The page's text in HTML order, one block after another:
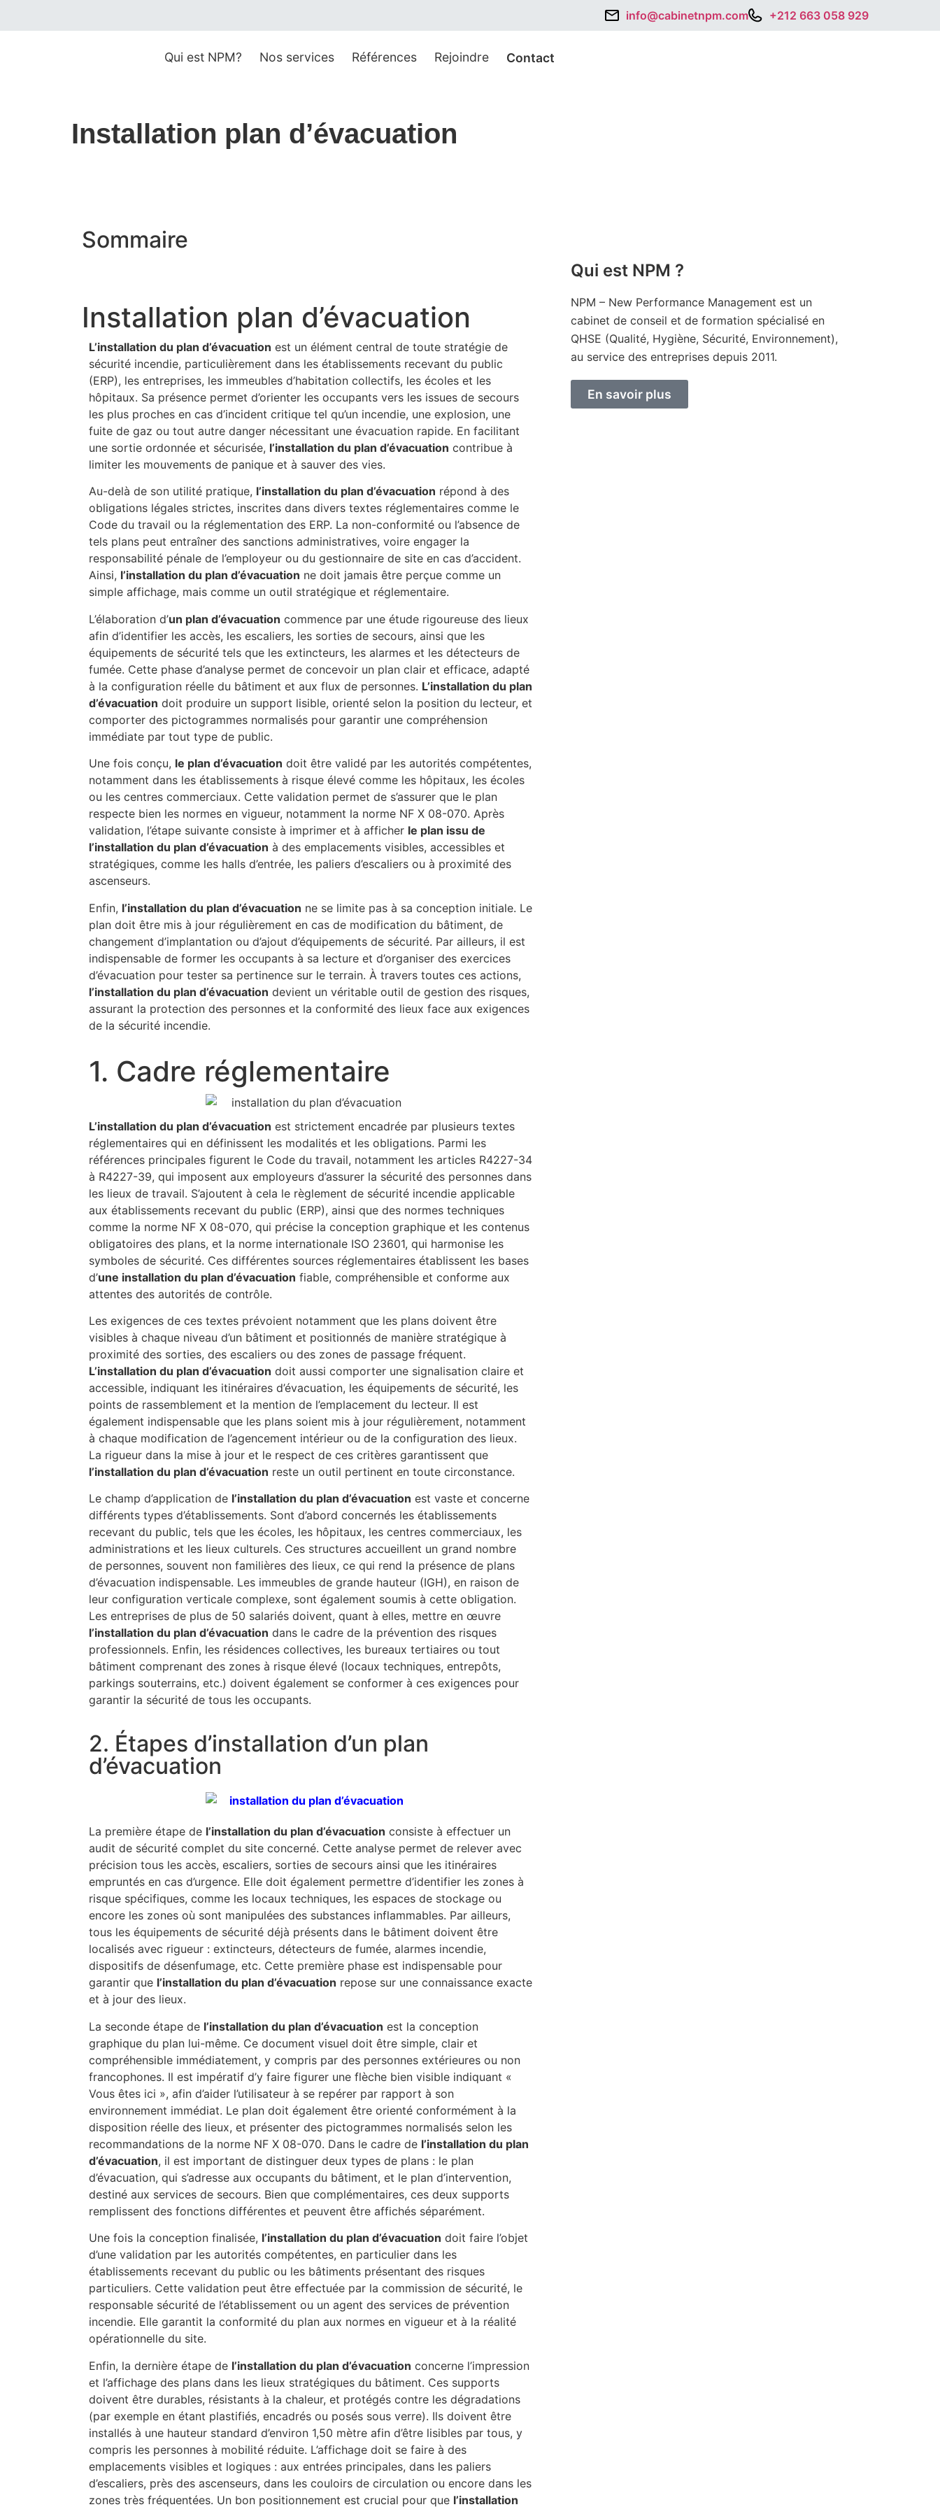
info@cabinetnpm.com +212 663 058 929
Qui est NPM? Nos services Références Rejoindre Contact
Installation plan d’évacuation
Sommaire
Installation plan d’évacuation
L’installation du plan d’évacuation est un élément central de toute stratégie de
sécurité incendie, particulièrement dans les établissements recevant du public
(ERP), les entreprises, les immeubles d’habitation collectifs, les écoles et les
hôpitaux. Sa présence permet d’orienter les occupants vers les issues de secours
les plus proches en cas d’incident critique tel qu’un incendie, une explosion, une
fuite de gaz ou tout autre danger nécessitant une évacuation rapide. En facilitant
une sortie ordonnée et sécurisée, l’installation du plan d’évacuation contribue à
limiter les mouvements de panique et à sauver des vies.
Au-delà de son utilité pratique, l’installation du plan d’évacuation répond à des
obligations légales strictes, inscrites dans divers textes réglementaires comme le
Code du travail ou la réglementation des ERP. La non-conformité ou l’absence de
tels plans peut entraîner des sanctions administratives, voire engager la
responsabilité pénale de l’employeur ou du gestionnaire de site en cas d’accident.
Ainsi, l’installation du plan d’évacuation ne doit jamais être perçue comme un
simple affichage, mais comme un outil stratégique et réglementaire.
L’élaboration d’un plan d’évacuation commence par une étude rigoureuse des lieux
afin d’identifier les accès, les escaliers, les sorties de secours, ainsi que les
équipements de sécurité tels que les extincteurs, les alarmes et les détecteurs de
fumée. Cette phase d’analyse permet de concevoir un plan clair et efficace, adapté
à la configuration réelle du bâtiment et aux flux de personnes. L’installation du plan
d’évacuation doit produire un support lisible, orienté selon la position du lecteur, et
comporter des pictogrammes normalisés pour garantir une compréhension
immédiate par tout type de public.
Une fois conçu, le plan d’évacuation doit être validé par les autorités compétentes,
notamment dans les établissements à risque élevé comme les hôpitaux, les écoles
ou les centres commerciaux. Cette validation permet de s’assurer que le plan
respecte bien les normes en vigueur, notamment la norme NF X 08-070. Après
validation, l’étape suivante consiste à imprimer et à afficher le plan issu de
l’installation du plan d’évacuation à des emplacements visibles, accessibles et
stratégiques, comme les halls d’entrée, les paliers d’escaliers ou à proximité des
ascenseurs.
Enfin, l’installation du plan d’évacuation ne se limite pas à sa conception initiale. Le
plan doit être mis à jour régulièrement en cas de modification du bâtiment, de
changement d’implantation ou d’ajout d’équipements de sécurité. Par ailleurs, il est
indispensable de former les occupants à sa lecture et d’organiser des exercices
d’évacuation pour tester sa pertinence sur le terrain. À travers toutes ces actions,
l’installation du plan d’évacuation devient un véritable outil de gestion des risques,
assurant la protection des personnes et la conformité des lieux face aux exigences
de la sécurité incendie.
1. Cadre réglementaire
L’installation du plan d’évacuation est strictement encadrée par plusieurs textes
réglementaires qui en définissent les modalités et les obligations. Parmi les
références principales figurent le Code du travail, notamment les articles R4227-34
à R4227-39, qui imposent aux employeurs d’assurer la sécurité des personnes dans
les lieux de travail. S’ajoutent à cela le règlement de sécurité incendie applicable
aux établissements recevant du public (ERP), ainsi que des normes techniques
comme la norme NF X 08-070, qui précise la conception graphique et les contenus
obligatoires des plans, et la norme internationale ISO 23601, qui harmonise les
symboles de sécurité. Ces différentes sources réglementaires établissent les bases
d’une installation du plan d’évacuation fiable, compréhensible et conforme aux
attentes des autorités de contrôle.
Les exigences de ces textes prévoient notamment que les plans doivent être
visibles à chaque niveau d’un bâtiment et positionnés de manière stratégique à
proximité des sorties, des escaliers ou des zones de passage fréquent.
L’installation du plan d’évacuation doit aussi comporter une signalisation claire et
accessible, indiquant les itinéraires d’évacuation, les équipements de sécurité, les
points de rassemblement et la mention de l’emplacement du lecteur. Il est
également indispensable que les plans soient mis à jour régulièrement, notamment
à chaque modification de l’agencement intérieur ou de la configuration des lieux.
La rigueur dans la mise à jour et le respect de ces critères garantissent que
l’installation du plan d’évacuation reste un outil pertinent en toute circonstance.
Le champ d’application de l’installation du plan d’évacuation est vaste et concerne
différents types d’établissements. Sont d’abord concernés les établissements
recevant du public, tels que les écoles, les hôpitaux, les centres commerciaux, les
administrations et les lieux culturels. Ces structures accueillent un grand nombre
de personnes, souvent non familières des lieux, ce qui rend la présence de plans
d’évacuation indispensable. Les immeubles de grande hauteur (IGH), en raison de
leur configuration verticale complexe, sont également soumis à cette obligation.
Les entreprises de plus de 50 salariés doivent, quant à elles, mettre en œuvre
l’installation du plan d’évacuation dans le cadre de la prévention des risques
professionnels. Enfin, les résidences collectives, les bureaux tertiaires ou tout
bâtiment comprenant des zones à risque élevé (locaux techniques, entrepôts,
parkings souterrains, etc.) doivent également se conformer à ces exigences pour
garantir la sécurité de tous les occupants.
2. Étapes d’installation d’un plan
d’évacuation
La première étape de l’installation du plan d’évacuation consiste à effectuer un
audit de sécurité complet du site concerné. Cette analyse permet de relever avec
précision tous les accès, escaliers, sorties de secours ainsi que les itinéraires
empruntés en cas d’urgence. Elle doit également permettre d’identifier les zones à
risque spécifiques, comme les locaux techniques, les espaces de stockage ou
encore les zones où sont manipulées des substances inflammables. Par ailleurs,
tous les équipements de sécurité déjà présents dans le bâtiment doivent être
localisés avec rigueur : extincteurs, détecteurs de fumée, alarmes incendie,
dispositifs de désenfumage, etc. Cette première phase est indispensable pour
garantir que l’installation du plan d’évacuation repose sur une connaissance exacte
et à jour des lieux.
La seconde étape de l’installation du plan d’évacuation est la conception
graphique du plan lui-même. Ce document visuel doit être simple, clair et
compréhensible immédiatement, y compris par des personnes extérieures ou non
francophones. Il est impératif d’y faire figurer une flèche bien visible indiquant «
Vous êtes ici », afin d’aider l’utilisateur à se repérer par rapport à son
environnement immédiat. Le plan doit également être orienté conformément à la
disposition réelle des lieux, et présenter des pictogrammes normalisés selon les
recommandations de la norme NF X 08-070. Dans le cadre de l’installation du plan
d’évacuation, il est important de distinguer deux types de plans : le plan
d’évacuation, qui s’adresse aux occupants du bâtiment, et le plan d’intervention,
destiné aux services de secours. Bien que complémentaires, ces deux supports
remplissent des fonctions différentes et peuvent être affichés séparément.
Une fois la conception finalisée, l’installation du plan d’évacuation doit faire l’objet
d’une validation par les autorités compétentes, en particulier dans les
établissements recevant du public ou les bâtiments présentant des risques
particuliers. Cette validation peut être effectuée par la commission de sécurité, le
responsable sécurité de l’établissement ou un agent des services de prévention
incendie. Elle garantit la conformité du plan aux normes en vigueur et à la réalité
opérationnelle du site.
Enfin, la dernière étape de l’installation du plan d’évacuation concerne l’impression
et l’affichage des plans dans les lieux stratégiques du bâtiment. Ces supports
doivent être durables, résistants à la chaleur, et protégés contre les dégradations
(par exemple en étant plastifiés, encadrés ou posés sous verre). Ils doivent être
installés à une hauteur standard d’environ 1,50 mètre afin d’être lisibles par tous, y
compris les personnes à mobilité réduite. L’affichage doit se faire à des
emplacements visibles et logiques : aux entrées principales, dans les paliers
d’escaliers, près des ascenseurs, dans les couloirs de circulation ou encore dans les
zones très fréquentées. Un bon positionnement est crucial pour que l’installation
Qui est NPM ?
NPM – New Performance Management est un
cabinet de conseil et de formation spécialisé en
QHSE (Qualité, Hygiène, Sécurité, Environnement),
au service des entreprises depuis 2011.
En savoir plus